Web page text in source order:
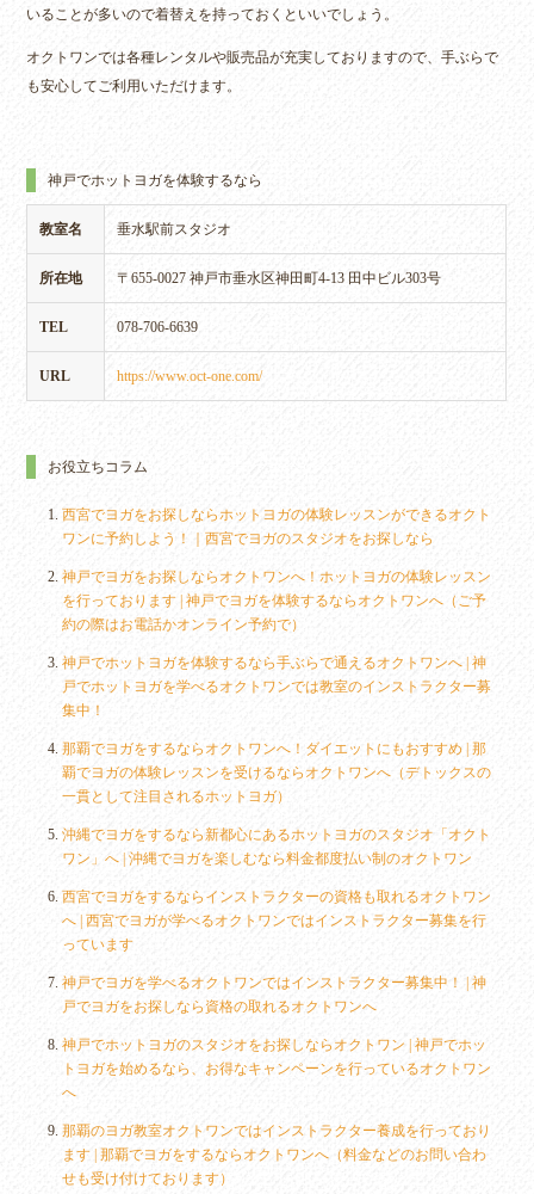
いることが多いので着替えを持っておくといいでしょう。
オクトワンでは各種レンタルや販売品が充実しておりますので、手ぶらで
も安心してご利用いただけます。
神戸でホットヨガを体験するなら
教室名 垂水駅前スタジオ
所在地 〒655-0027 神戸市垂水区神田町4-13 田中ビル303号
TEL 078-706-6639
URL https://www.oct-one.com/
お役立ちコラム
西宮でヨガをお探しならホットヨガの体験レッスンができるオクト
ワンに予約しよう！｜西宮でヨガのスタジオをお探しなら
神戸でヨガをお探しならオクトワンへ！ホットヨガの体験レッスン
を行っております | 神戸でヨガを体験するならオクトワンへ（ご予
約の際はお電話かオンライン予約で）
神戸でホットヨガを体験するなら手ぶらで通えるオクトワンへ | 神
戸でホットヨガを学べるオクトワンでは教室のインストラクター募
集中！
那覇でヨガをするならオクトワンへ！ダイエットにもおすすめ | 那
覇でヨガの体験レッスンを受けるならオクトワンへ（デトックスの
一貫として注目されるホットヨガ）
沖縄でヨガをするなら新都心にあるホットヨガのスタジオ「オクト
ワン」へ | 沖縄でヨガを楽しむなら料金都度払い制のオクトワン
西宮でヨガをするならインストラクターの資格も取れるオクトワン
へ | 西宮でヨガが学べるオクトワンではインストラクター募集を行
っています
神戸でヨガを学べるオクトワンではインストラクター募集中！ | 神
戸でヨガをお探しなら資格の取れるオクトワンへ
神戸でホットヨガのスタジオをお探しならオクトワン | 神戸でホッ
トヨガを始めるなら、お得なキャンペーンを行っているオクトワン
へ
那覇のヨガ教室オクトワンではインストラクター養成を行っており
ます | 那覇でヨガをするならオクトワンへ（料金などのお問い合わ
せも受け付けております）